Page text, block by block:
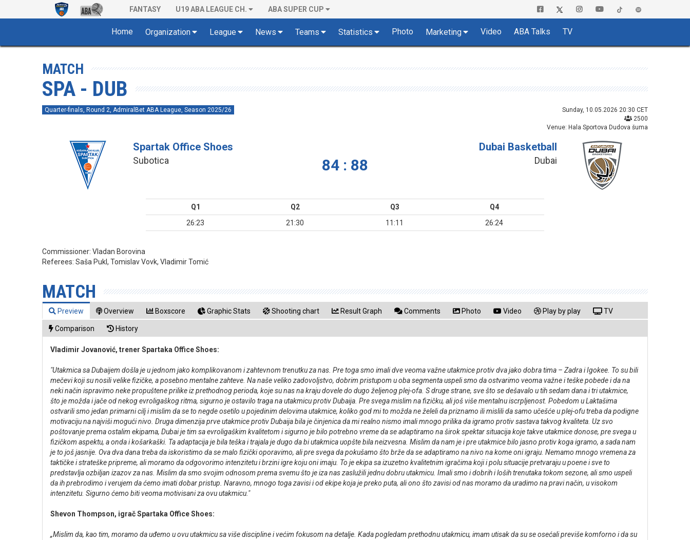
FANTASY U19 ABA LEAGUE CH. ABA SUPER CUP
Home Organization League News Teams Statistics Photo Marketing Video ABA Talks TV
MATCH
SPA - DUB
Quarter-finals, Round 2, AdmiralBet ABA League, Season 2025/26
Sunday, 10.05.2026 20:30 CET
2500
Venue: Hala Sportova Dudova šuma
Spartak Office Shoes
Subotica 84 : 88
Dubai Basketball
Dubai
Q1 Q2 Q3
Q4
26:23
21:30 11:11 26:24
Commissioner:Vladan Borovina
Referees:Saša Pukl, Tomislav Vovk, Vladimir Tomić
MATCH
Preview Overview Boxscore Graphic Stats Shooting chart Result Graph Comments Photo Video Play by play TV
Comparison History
Vladimir Jovanović, trener Spartaka Office Shoes:
"Utakmica sa Dubaijem došla je u jednom jako komplikovanom i zahtevnom trenutku za nas. Pre toga smo imali dve veoma važne utakmice protiv dva jako dobra tima – Zadra i Igokee. To su bili
mečevi koji su nosili velike fizičke, a posebno mentalne zahteve. Na naše veliko zadovoljstvo, dobrim pristupom u oba segmenta uspeli smo da ostvarimo veoma važne i teške pobede i da na
neki način ispravimo neke propuštene prilike iz prethodnog perioda, koje su nas na kraju dovele do dugo željenog plej-ofa. S druge strane, sve što se dešavalo u tih sedam dana i tri utakmice,
što je možda i jače od nekog evroligaškog ritma, sigurno je ostavilo traga na utakmicu protiv Dubaija. Pre svega mislim na fizičku, ali još više mentalnu iscrpljenost. Pobedom u Laktašima
ostvarili smo jedan primarni cilj i mislim da se to negde osetilo u pojedinim delovima utakmice, koliko god mi to možda ne želeli da priznamo ili mislili da samo učešće u plej-ofu treba da podigne
motivaciju na najviši mogući nivo. Druga dimenzija prve utakmice protiv Dubaija bila je činjenica da mi realno nismo imali mnogo prilika da igramo protiv sastava takvog kvaliteta. Uz svo
poštovanje prema ostalim ekipama, Dubai je tim sa evroligaškim kvalitetom i sigurno je bilo potrebno vreme da se adaptiramo na širok spektar situacija koje takve utakmice donose, pre svega u
fizičkom aspektu, a onda i košarkaški. Ta adaptacija je bila teška i trajala je dugo da bi utakmica uopšte bila neizvesna. Mislim da nam je i pre utakmice bilo jasno protiv koga igramo, a sada nam
je to još jasnije. Ova dva dana treba da iskoristimo da se malo fizički oporavimo, ali pre svega da pokušamo što brže da se adaptiramo na nivo na kome oni igraju. Nemamo mnogo vremena za
taktičke i strateške pripreme, ali moramo da odgovorimo intenzitetu i brzini igre koju oni imaju. To je ekipa sa izuzetno kvalitetnim igračima koji i polu situacije pretvaraju u poene i sve to
predstavlja ozbiljan izazov za nas. Mislim da smo svojim odnosom prema svemu što je iza nas zaslužili jednu dobru utakmicu. Imali smo i dobrih i loših trenutaka tokom sezone, ali smo uspeli
da ih prebrodimo i verujem da ćemo imati dobar pristup. Naravno, mnogo toga zavisi i od ekipe koja je preko puta, ali ono što zavisi od nas moramo da uradimo na pravi način, u visokom
intenzitetu. Sigurno ćemo biti veoma motivisani za ovu utakmicu."
Shevon Thompson, igrač Spartaka Office Shoes:
„Mislim da, kao tim, moramo da uđemo u ovu utakmicu sa više discipline i većim fokusom na detalje. Kada pogledam prethodnu utakmicu, imam utisak da su se osećali previše komforno i da su